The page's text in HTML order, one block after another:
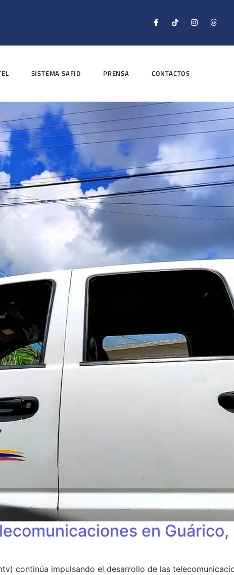
SISTEMA SAFID PRENSA CONTACTOS
en Guárico,
continúa impulsando el desarrollo de las